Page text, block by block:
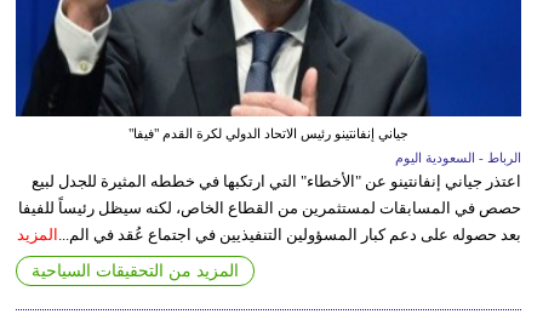
جياني إنفانتينو رئيس الاتحاد الدولي لكرة القدم "فيفا"
الرباط - السعودية اليوم
اعتذر جياني إنفانتينو عن "الأخطاء" التي ارتكبها في خططه المثيرة للجدل لبيع
حصص في المسابقات لمستثمرين من القطاع الخاص، لكنه سيظل رئيساً للفيفا
بعد حصوله على دعم كبار المسؤولين التنفيذيين في اجتماع عُقد في الم...
المزيد
المزيد من التحقيقات السياحية